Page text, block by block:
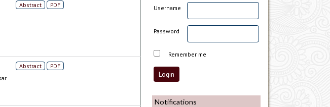
Username
Password
Remember me
Notifications
Abstract PDF
Abstract PDF